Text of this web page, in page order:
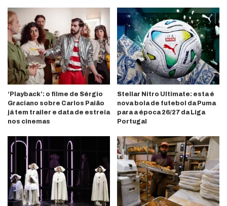
‘Playback’: o filme de Sérgio
Graciano sobre Carlos Paião
já tem trailer e data de estreia
nos cinemas
Stellar Nitro Ultimate: esta é
nova bola de futebol da Puma
para a época 26/27 da Liga
Portugal